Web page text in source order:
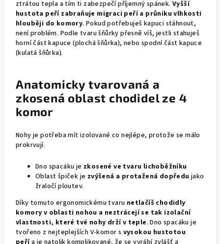
ztrátou tepla a tím ti zabezpečí příjemný spánek. Vyšší
hustota peří zabraňuje migraci peří a průniku vlhkosti
hlouběji do komory. Pokud potřebuješ kapuci stáhnout,
není problém. Podle tvaru šňůrky přesně víš, jestli stahuješ
horní část kapuce (plochá šňůrka), nebo spodní část kapuce
(kulatá šňůrka).
Anatomicky tvarovaná a
zkosená oblast chodidel ze 4
komor
Nohy je potřeba mít izolované co nejlépe, protože se málo
prokrvují.
Dno spacáku je zkosené ve tvaru lichoběžníku
Oblast špiček je zvýšená a protažená dopředu jako
žraločí ploutev.
Díky tomuto ergonomickému tvaru netlačíš chodidly
komory v oblasti nohou a neztrácejí se tak izolační
vlastnosti, které tvé nohy drží v teple. Dno spacáku je
tvořeno z nejteplejších V-komor s vysokou hustotou
peřía je natolik komplikované, že se vyrábí zvlášť a